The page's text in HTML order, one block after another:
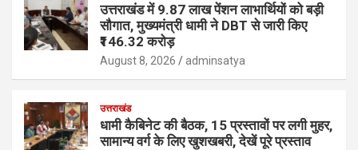
उत्तराखंड में 9.87 लाख पेंशन लाभार्थियों को बड़ी
सौगात, मुख्यमंत्री धामी ने DBT से जारी किए
₹146.32 करोड़
August 8, 2026 adminsatya
उत्तराखंड
धामी कैबिनेट की बैठक, 15 प्रस्तावों पर लगी मुहर,
सामान्य वर्ग के लिए खुशखबरी, देखें पूरे प्रस्ताव